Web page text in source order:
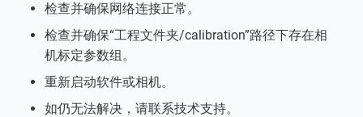
检查并确保网络连接正常。
检查并确保“工程文件夹/calibration”路径下存在相
机标定参数组。
重新启动软件或相机。
如仍无法解决，请联系技术支持。